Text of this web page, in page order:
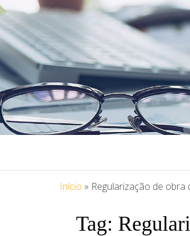
Blog Portal
Início » Regularização de obra
Tag: